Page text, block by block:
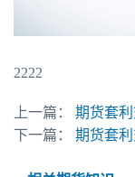
2222
上一篇：
期货套利
下一篇：
期货套